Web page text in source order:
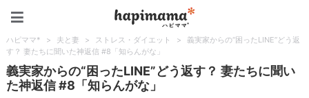
ハピママ* > 夫と妻 > ストレス・ダイエット >
義実家からの“困ったLINE”どう返
す？ 妻たちに聞いた神返信 #8「知らんがな」
義実家からの“困ったLINE”どう返す？ 妻たちに聞い
た神返信 #8「知らんがな」